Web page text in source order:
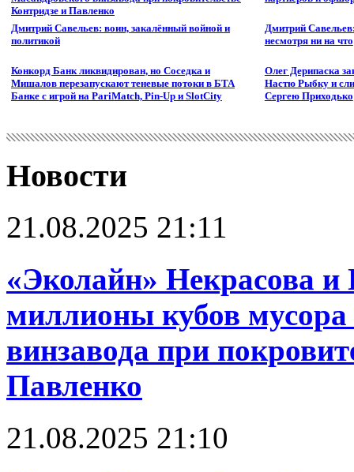
Контридзе и Павленко
Дмитрий Савельев: воин, закалённый войной и
политикой
Дмитрий
несмотря ни на что
Конкорд Банк ликвидирован, но Соседка и
Мишалов перезапускают теневые потоки в БТА
Банке с игрой на PariMatch, Pin-Up и SlotCity
Олег Дерипаска
Настю Рыбку и
Сергею Приходько
Новости
21.08.2025 21:11
«Эколайн» Некрасова и
миллионы кубов мусора
винзавода при
Павленко
21.08.2025 21:10